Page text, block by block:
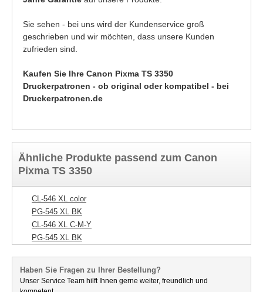
Sie sehen - bei uns wird der Kundenservice groß
geschrieben und wir möchten, dass unsere Kunden
zufrieden sind.
Kaufen Sie Ihre Canon Pixma TS 3350
Druckerpatronen - ob original oder kompatibel - bei
Druckerpatronen.de
Ähnliche Produkte passend zum Canon
Pixma TS 3350
CL-546 XL color
PG-545 XL BK
CL-546 XL C-M-Y
PG-545 XL BK
Haben Sie Fragen zu Ihrer Bestellung?
Unser Service Team hilft Ihnen gerne weiter, freundlich und